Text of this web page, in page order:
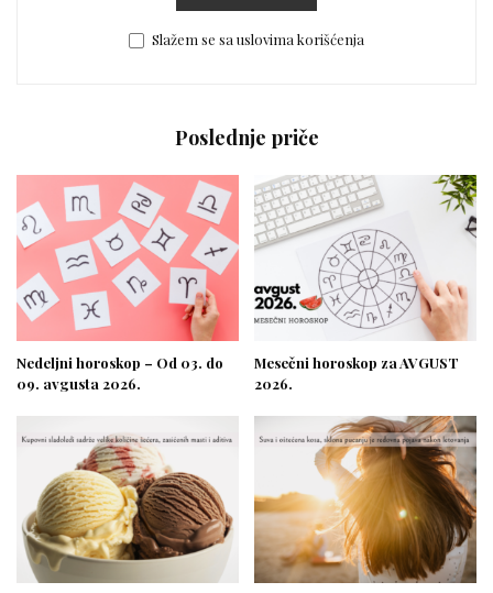
Slažem se sa uslovima korišćenja
Poslednje priče
Nedeljni horoskop – Od 03. do
09. avgusta 2026.
Mesečni horoskop za AVGUST
2026.